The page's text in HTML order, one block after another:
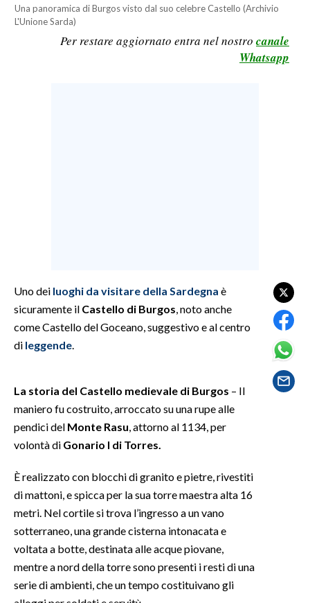
LAVORO
CULTURA
SPETTACOLI
SALUTE
SARDEGNA TURISMO
SARDI NEL MONDO
NOTIZIE
EVENTI
#CARAUNIONE
3 MINUTI CON
Una panoramica di Burgos visto dal suo celebre Castello (Archivio
L'Unione Sarda)
Per restare aggiornato entra nel nostro canale
Whatsapp
Uno dei luoghi da visitare della Sardegna è
sicuramente il Castello di Burgos , noto anche
come Castello del Goceano, suggestivo e al centro
di leggende
La storia del Castello medievale di Burgos – Il
maniero fu costruito, arroccato su una rupe alle
pendici del Monte Rasu , attorno al 1134, per
volontà di Gonario I di Torres.
È realizzato con blocchi di granito e pietre, rivestiti
di mattoni, e spicca per la sua torre maestra alta 16
metri. Nel cortile si trova l’ingresso a un vano
sotterraneo, una grande cisterna intonacata e
voltata a botte, destinata alle acque piovane,
mentre a nord della torre sono presenti i resti di una
serie di ambienti, che un tempo costituivano gli